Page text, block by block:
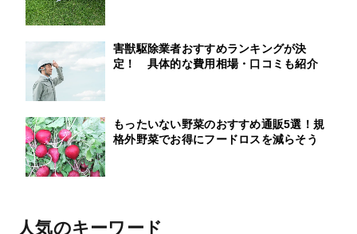
害獣駆除業者おすすめランキングが決
定！ 具体的な費用相場・口コミも紹介
もったいない野菜のおすすめ通販5選！規
格外野菜でお得にフードロスを減らそう
人気のキーワード